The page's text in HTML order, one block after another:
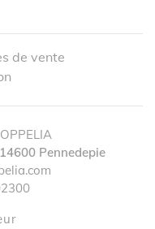
de vente
14600 Pennedepie